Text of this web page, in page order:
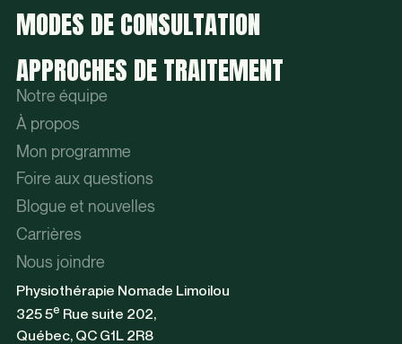
MODES DE CONSULTATION
APPROCHES DE TRAITEMENT
Notre équipe
À propos
Mon programme
Foire aux questions
Blogue et nouvelles
Carrières
Nous joindre
Physiothérapie Nomade Limoilou
325 5e Rue suite 202,
Québec, QC G1L 2R8